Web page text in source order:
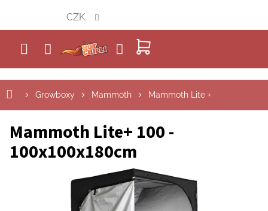
obsah
NÁKUPNÍ
KOŠÍK
CZK
Growboxy Mammoth Mammoth Lite +
Mammoth Lite+ 100 -
100x100x180cm